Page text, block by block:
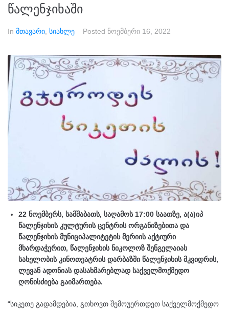
წალენჯიხაში
In მთავარი სიახლე Posted ნოემბერი 16, 2022
22 ნოემბერს, სამშაბათს, საღამოს 17:00 საათზე, ა(ა)იპ
წალენჯიხის კულტურის ცენტრის ორგანიზებითა და
წალენჯიხის მუნიციპალიტეტის მერიის აქტიური
მხარდაჭერით, წალენჯიხის ნიკოლოზ შენგელაიას
სახელობის კინოთეატრის დარბაზში წალენჯიხის მკვიდრის,
ლევან ადონიას დასახმარებლად საქველმოქმედო
ღონისძიება გაიმართება.
“სიკეთე გადამდებია, გთხოვთ შემოუერთდეთ საქველმოქმედო